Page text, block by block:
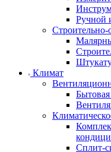
Ручной
Климат
Сплит-